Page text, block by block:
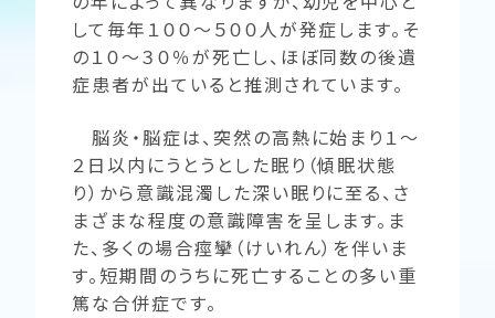
して毎年１００～５００人が発症します。そ
の１０～３０％が死亡し、ほぼ同数の後遺
症患者が出ていると推測されています。
脳炎・脳症は、突然の高熱に始まり１～
２日以内にうとうとした眠り（傾眠状態
り）から意識混濁した深い眠りに至る、さ
まざまな程度の意識障害を呈します。ま
た、多くの場合痙攣（けいれん）を伴いま
す。短期間のうちに死亡することの多い重
篤な合併症です。